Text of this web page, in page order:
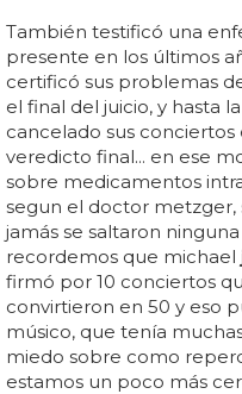
También testificó una
presente en los últimos
certificó sus problemas
el final del juicio, y hasta
cancelado sus conciertos
veredicto final... en ese
sobre medicamentos
segun el doctor
jamás se saltaron
recordemos que michael
firmó por 10 conciertos
convirtieron en 50 y eso
músico, que tenía
miedo sobre como
estamos un poco más